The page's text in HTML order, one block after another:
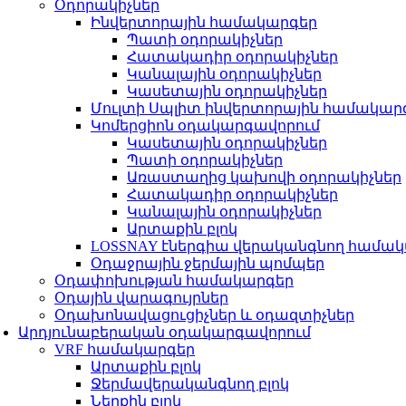
Օդորակիչներ
Ինվերտորային համակարգեր
Պատի օդորակիչներ
Հատակադիր օդորակիչներ
Կանալային օդորակիչներ
Կասետային օդորակիչներ
Մուլտի Սպլիտ ինվերտորային
Կոմերցիոն օդակարգավորում
Կասետային օդորակիչներ
Պատի օդորակիչներ
Առաստաղից կախովի օդորակիչներ
Հատակադիր օդորակիչներ
Կանալային օդորակիչներ
Արտաքին բլոկ
LOSSNAY էներգիա վերականգնող
Օդաջրային ջերմային պոմպեր
Օդափոխության համակարգեր
Օդային վարագույրներ
Օդախոնավացուցիչներ և օդազտիչներ
Արդյունաբերական օդակարգավորում
VRF համակարգեր
Արտաքին բլոկ
Ջերմավերականգնող բլոկ
Ներքին բլոկ